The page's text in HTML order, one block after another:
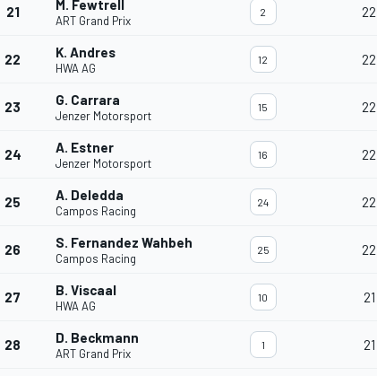
21 M. Fewtrell
ART Grand Prix
2 22
22 K. Andres
HWA AG
12 22
23 G. Carrara
Jenzer Motorsport
15 22
24 A. Estner
Jenzer Motorsport
16 22
25 A. Deledda
Campos Racing
24 22
26 S. Fernandez Wahbeh
Campos Racing
25 22
27 B. Viscaal
HWA AG
10 21
28 D. Beckmann
ART Grand Prix
1 21